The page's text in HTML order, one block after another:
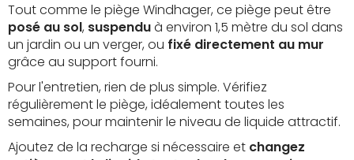
Tout comme le piège Windhager, ce piège peut être
posé au sol, suspenduà environ 1,5 mètre du sol dans
un jardin ou un verger, ou fixé directement au mur
grâce au support fourni.
Pour l'entretien, rien de plus simple. Vérifiez
régulièrement le piège, idéalement toutes les
semaines, pour maintenir le niveau de liquide attractif.
Ajoutez de la recharge si nécessaire et changez